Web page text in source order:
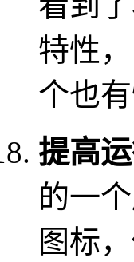
特性
个也
提高运
的一
图标